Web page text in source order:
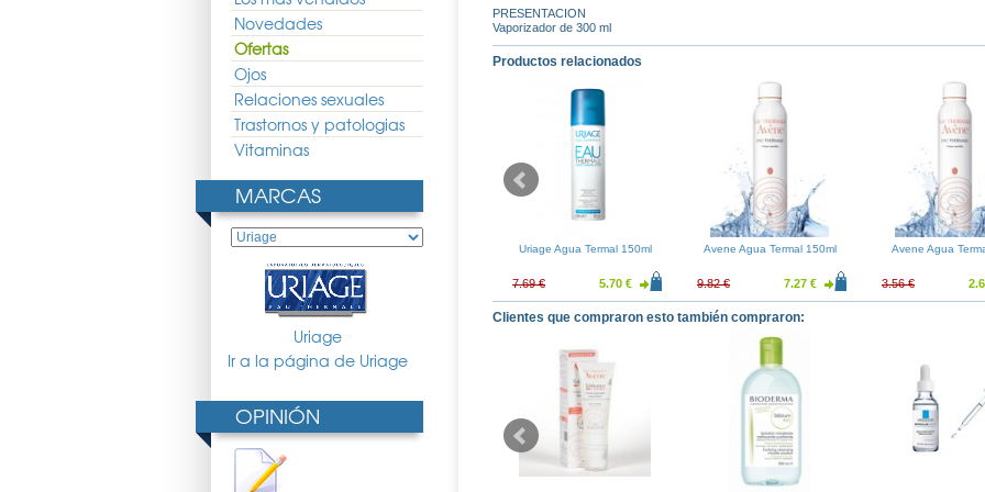
Novedades
Ofertas
Ojos
Relaciones sexuales
Trastornos y patologias
Vitaminas
MARCAS
Uriage
Ir a la página de Uriage
OPINIÓN
PRESENTACION
Vaporizador de 300 ml
Productos relacionados
Uriage Bariederm Unguento
Uriage Crema Lavante 500ml
13.07 €
Uriage Agua Termal 150ml
7.69 € 5.70 €
Avene Agua Termal 150ml
9.82 € 7.27 €
Avene Agua
3.56 €
Clientes que compraron esto también compraron: